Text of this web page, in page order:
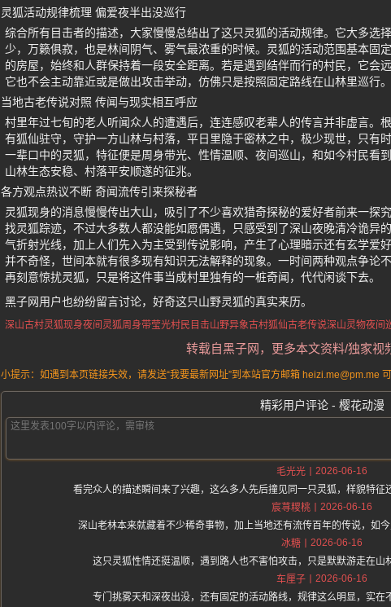
灵狐活动规律梳理 偏爱夜半出没巡行
综合所有目击者的描述，大家慢慢总结出了这只灵狐的活动规律。它大多选
少，万籁俱寂，也是林间阴气、雾气最浓重的时候。灵狐的活动范围基本固
的房屋，始终和人群保持着一段安全距离。若是遇到结伴而行的村民，它会
它也不会主动靠近或是做出攻击举动，仿佛只是按照固定路线在山林里巡行。
当地古老传说对照 传闻与现实相互呼应
村里年过七旬的老人听闻众人的遭遇后，连连感叹老辈人的传言并非虚言。
有狐仙驻守，守护一方山林与村落，平日里隐于密林之中，极少现世，只有
一辈口中的灵狐，特征便是周身带光、性情温顺、夜间巡山，和如今村民看
山林生态安稳、村落平安顺遂的征兆。
各方观点热议不断 奇闻流传引来探秘者
灵狐现身的消息慢慢传出大山，吸引了不少喜欢猎奇探秘的爱好者前来一探
找灵狐踪迹，不过大多数人都没能如愿偶遇，只感受到了深山夜晚清冷诡异
气折射光线，加上人们先入为主受到传说影响，产生了心理暗示还有玄学爱
并不奇怪，世间本就有很多现有知识无法解释的现象。一时间两种观点争论
再刻意惊扰灵狐，只是将这件事当成村里独有的一桩奇闻，代代闲谈下去。
黑子网用户也纷纷留言讨论，好奇这只山野灵狐的真实来历。
深山古村灵狐现身夜间灵狐周身带莹光村民目击山野异象古村狐仙古老传说深山灵物夜间
转载自黑子网，更多本文资料/独家视
小提示：如遇到本页链接失效，请发送“我要最新网址”到本站官方邮箱 heizi.me@pm.me
精彩用户评论 - 樱花动漫
毛光光
2026-06-16
看完众人的描述瞬间来了兴趣，这么多人先后撞见同一只灵狐，样貌特征
宸荨糭桃
2026-06-16
深山老林本来就藏着不少稀奇事物，加上当地还有流传百年的传说，如
冰糖
2026-06-16
这只灵狐性情还挺温顺，遇到路人也不害怕攻击，只是默默游走在山
车厘子
2026-06-16
专门挑雾天和深夜出没，还有固定的活动路线，规律这么明显，实在